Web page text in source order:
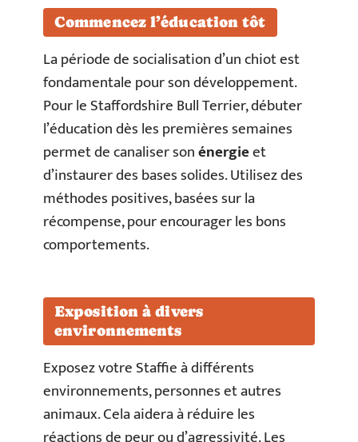
Commencez l’éducation tôt
La période de socialisation d’un chiot est
fondamentale pour son développement.
Pour le Staffordshire Bull Terrier, débuter
l’éducation dès les premières semaines
permet de canaliser sonénergieet
d’instaurer des bases solides. Utilisez des
méthodes positives, basées sur la
récompense, pour encourager les bons
comportements.
Exposition à divers
environnements
Exposez votre Staffie à différents
environnements, personnes et autres
animaux. Cela aidera à réduire les